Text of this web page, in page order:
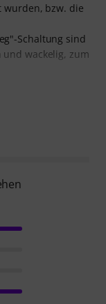
bzw. die
Schaltung sind
wackelig, zum